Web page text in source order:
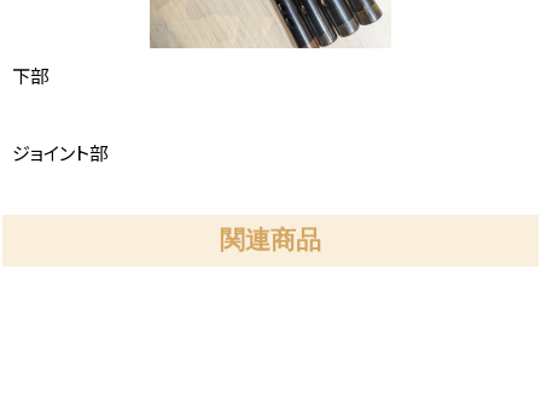
下部
ジョイント部
関連商品